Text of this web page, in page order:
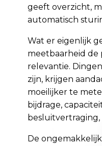
geeft overzicht,
automatisch
Wat er eigenlijk
meetbaarheid de
relevantie.
zijn, krijgen
moeilijker te
bijdrage,
De